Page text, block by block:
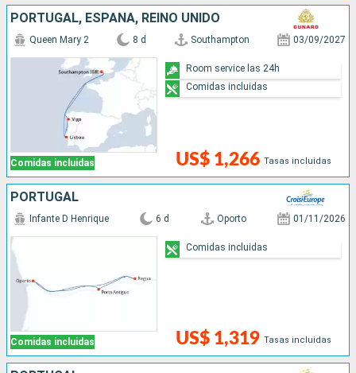
PORTUGAL, ESPAÑA, REINO UNIDO
Comidas incluidas
Queen Mary 2 8 d Southampton 03/09/2027
US$ 1,266 Tasas incluidas
Room service las 24h
Comidas incluidas
PORTUGAL
Comidas incluidas
Infante D Henrique 6 d Oporto 01/11/2026
US$ 1,319 Tasas incluidas
Comidas incluidas